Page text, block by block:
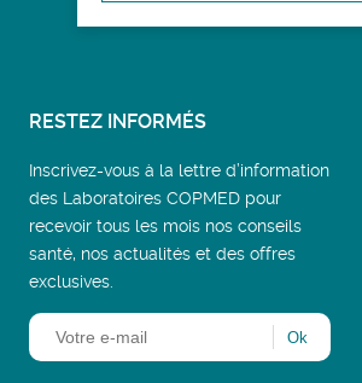
RESTEZ INFORMÉS
Inscrivez-vous à la lettre d’information
des Laboratoires COPMED pour
recevoir tous les mois nos conseils
santé, nos actualités et des offres
exclusives.